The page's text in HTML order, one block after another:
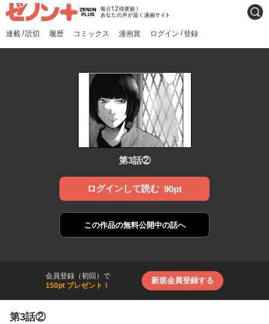
ゼノンプラス
毎日12時更新！あなたの声
が届く漫画サイト
連載 /読切 履歴 コミックス 漫画賞 ログイン /登録
検索
第3話②
ログインして読む 90pt
この作品の無料公開中の話へ
会員登録（初回）で
150pt プレゼント！
新規会員登録する
第3話②